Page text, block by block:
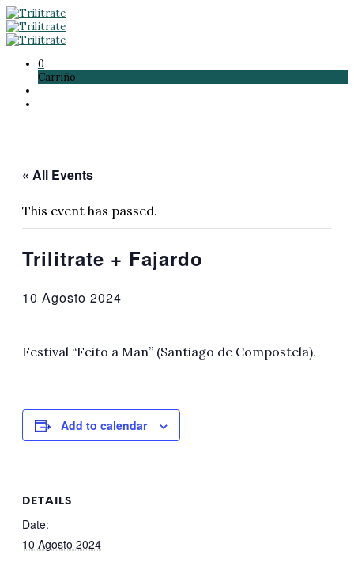
0
Carriño
« All Events
This event has passed.
Trilitrate + Fajardo
10 Agosto 2024
Festival “Feito a Man” (Santiago de Compostela).
Add to calendar
DETAILS
Date:
10 Agosto 2024